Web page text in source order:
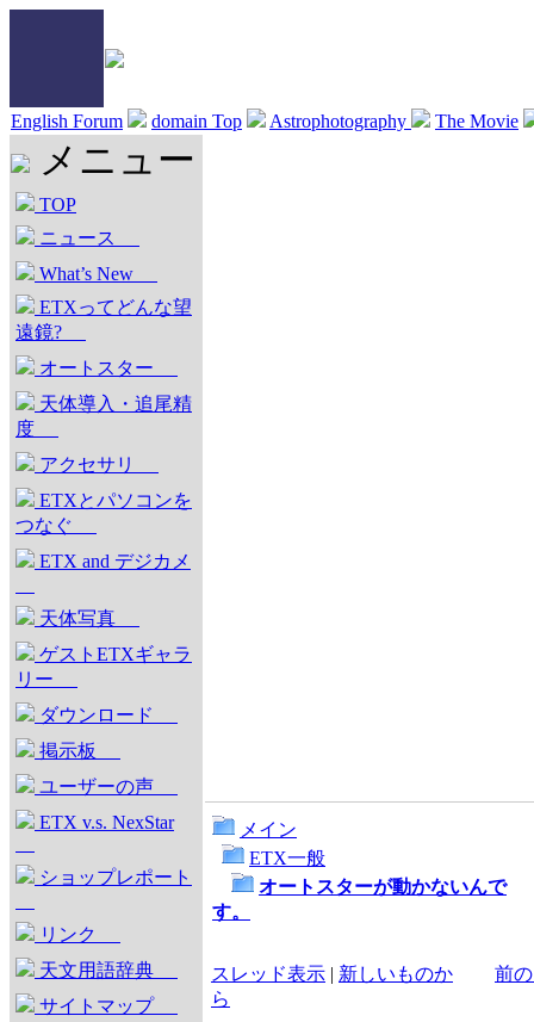
English Forum domain Top Astrophotography The Movie
メニュー
TOP
ニュース
What’s New
ETXってどんな望
遠鏡?
オートスター
天体導入・追尾精
度
アクセサリ
ETXとパソコンを
つなぐ
ETX and デジカメ
天体写真
ゲストETXギャラ
リー
ダウンロード
掲示板
ユーザーの声
ETX v.s. NexStar
ショップレポート
リンク
天文用語辞典
サイトマップ
メイン
ETX一般
オートスターが動かないんで
す。
スレッド表示 | 新しいものか
ら
前